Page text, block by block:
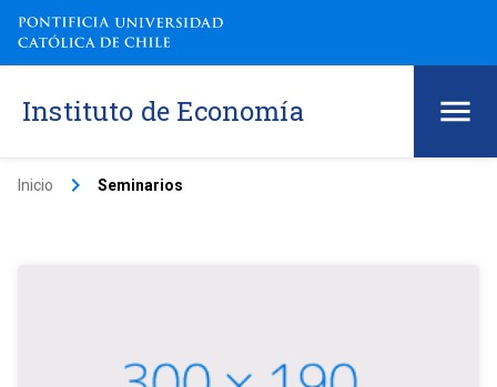
Instituto de Economía
Inicio keyboard_arrow_right Seminarios